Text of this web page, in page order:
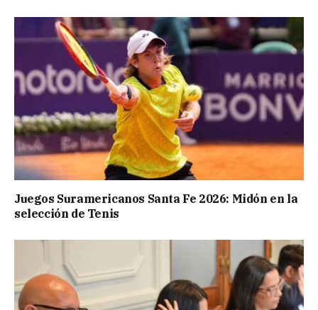
Juegos Suramericanos Santa Fe 2026: Midón en la
selección de Tenis